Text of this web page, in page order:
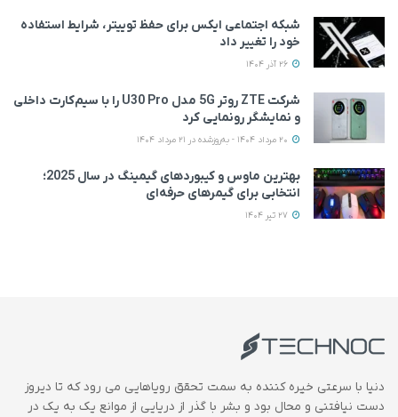
شبکه اجتماعی ایکس برای حفظ توییتر، شرایط استفاده
خود را تغییر داد
شرکت ZTE روتر 5G مدل U30 Pro را با سیم‌کارت داخلی
و نمایشگر رونمایی کرد
بهترین ماوس و کیبوردهای گیمینگ در سال 2025؛
انتخابی برای گیمرهای حرفه‌ای
دنیا با سرعتی خیره کننده به سمت تحقق رویاهایی می رود که تا دیروز
دست نیافتنی و محال بود و بشر با گذر از دریایی از موانع یک به یک در